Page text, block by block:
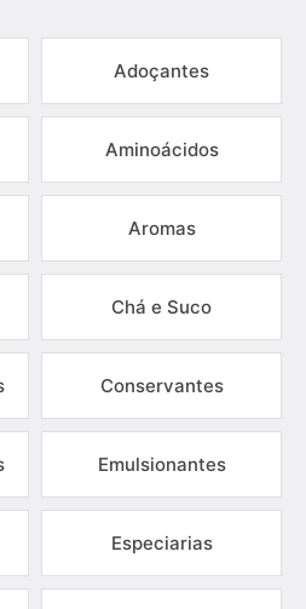
Adoçantes
Aminoácidos
Aromas
Chá e Suco
Conservantes
Emulsionantes
Especiarias